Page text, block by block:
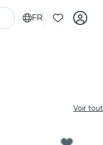
FR
Voir tout